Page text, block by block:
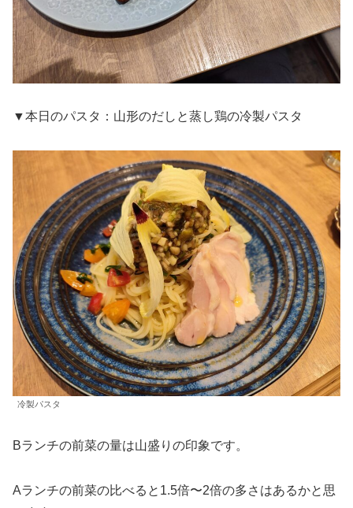
▼本日のパスタ：山形のだしと蒸し鶏の冷製パスタ
冷製パスタ
Bランチの前菜の量は山盛りの印象です。
Aランチの前菜の比べると1.5倍〜2倍の多さはあるかと思